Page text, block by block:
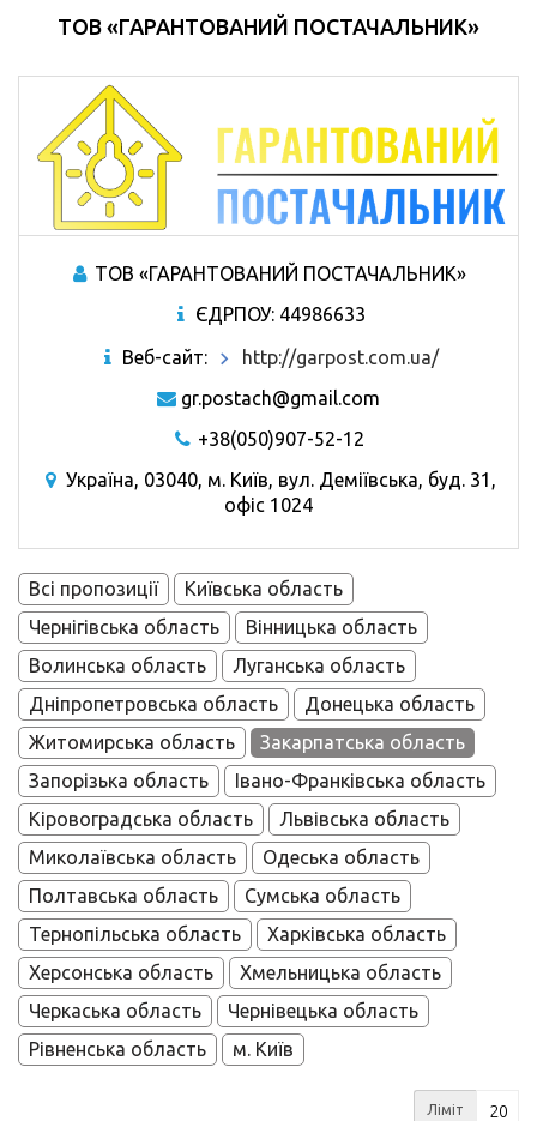
ТОВ «ГАРАНТОВАНИЙ ПОСТАЧАЛЬНИК»
ТОВ «ГАРАНТОВАНИЙ ПОСТАЧАЛЬНИК»
ЄДРПОУ: 44986633
Веб-сайт:
http://garpost.com.ua/
gr.postach@gmail.com
+38(050)907-52-12
Україна, 03040, м. Київ, вул. Деміївська, буд. 31,
офіс 1024
Всі пропозиції
Київська область
Чернігівська область
Вінницька область
Волинська область
Луганська область
Дніпропетровська область
Донецька область
Житомирська область
Закарпатська область
Запорізька область
Івано-Франківська область
Кіровоградська область
Львівська область
Миколаївська область
Одеська область
Полтавська область
Сумська область
Тернопільська область
Харківська область
Херсонська область
Хмельницька область
Черкаська область
Чернівецька область
Рівненська область
м. Київ
Ліміт